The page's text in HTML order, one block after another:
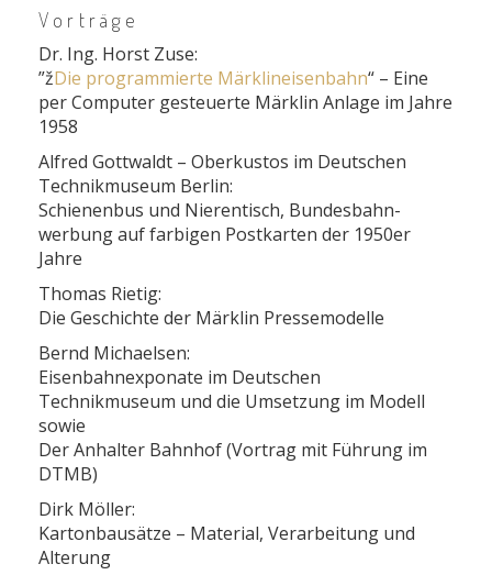
Vorträge
Dr. Ing. Horst Zuse:
”žDie programmierte Märklineisenbahn“ – Eine
per Computer gesteuerte Märklin Anlage im Jahre
1958
Alfred Gottwaldt – Oberkustos im Deutschen
Technikmuseum Berlin:
Schienenbus und Nierentisch, Bundesbahn-
werbung auf farbigen Postkarten der 1950er
Jahre
Thomas Rietig:
Die Geschichte der Märklin Pressemodelle
Bernd Michaelsen:
Eisenbahnexponate im Deutschen
Technikmuseum und die Umsetzung im Modell
sowie
Der Anhalter Bahnhof (Vortrag mit Führung im
DTMB)
Dirk Möller:
Kartonbausätze – Material, Verarbeitung und
Alterung